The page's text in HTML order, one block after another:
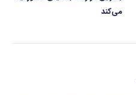
می‌کند